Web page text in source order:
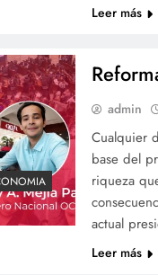
Leer más
admin
Cualquier
base del
riqueza
actual
Leer más